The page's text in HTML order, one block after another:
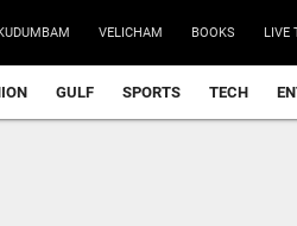
VELICHAM BOOKS LIVE
GULF SPORTS TECH